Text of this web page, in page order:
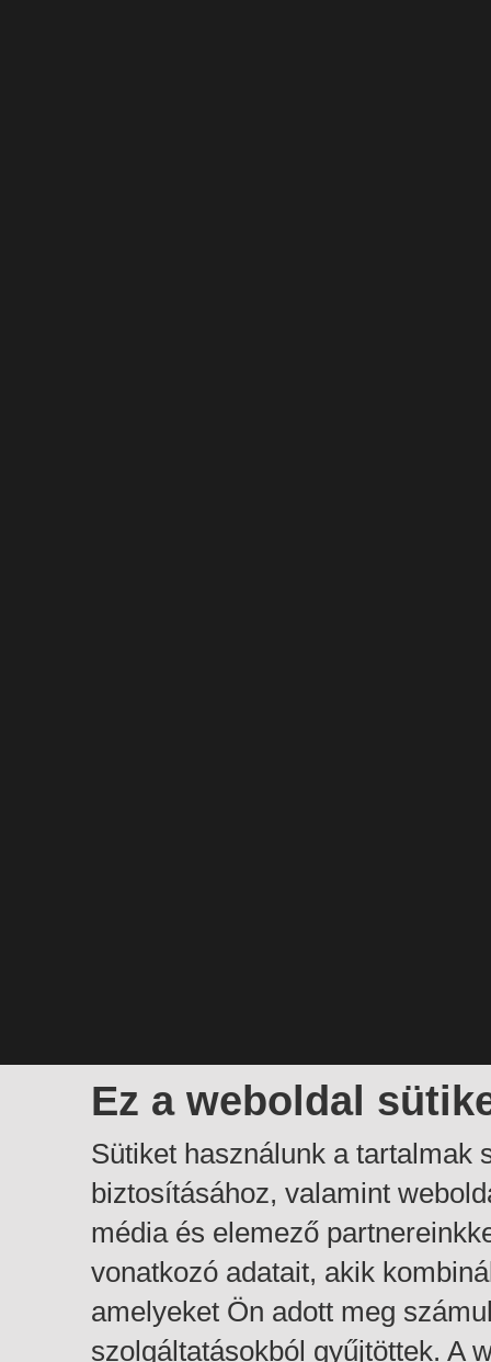
Ez a weboldal
Sütiket használunk a tartalmak
biztosításához, valamint
média és elemező
vonatkozó adatait, akik
amelyeket Ön adott meg
szolgáltatásokból gyűjtöttek. A